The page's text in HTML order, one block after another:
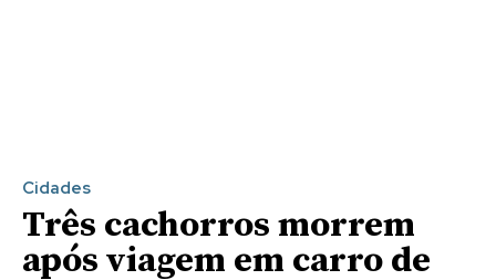
Cidades
Três cachorros morrem
após viagem em carro de